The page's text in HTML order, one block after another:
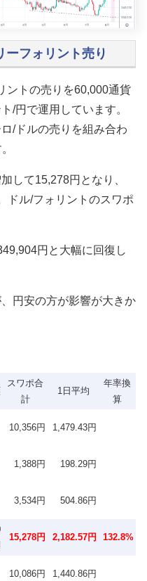
ーフォリント売り
ントの売りを60,000通貨
/円で運用しています。
/ドルの売りを組み合わ
して15,278円となり、
ドル/フォリントのスワポ
円と大幅に回復し
円安の方が影響が大きか
スワポ合
計
1日平均
年率換
算
10,356円 1,479.43円
1,388円 198.29円
3,534円 504.86円
15,278円 2,182.57円 132.8%
10,086円 1,440.86円